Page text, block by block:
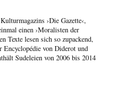
›Die Gazette‹,
einen ›Moralisten der
Texte lesen sich so zupackend,
Encyclopédie von Diderot und
Sudeleien von 2006 bis 2014